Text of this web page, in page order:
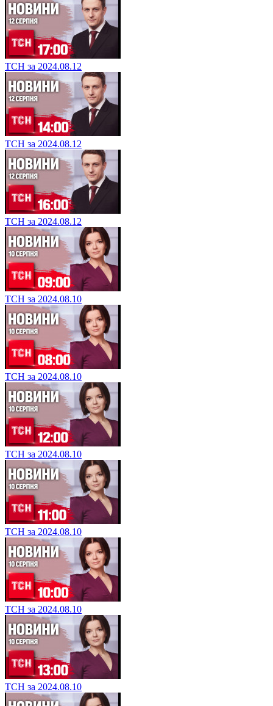
ТСН за 2024.08.12
ТСН за 2024.08.12
ТСН за 2024.08.12
ТСН за 2024.08.10
ТСН за 2024.08.10
ТСН за 2024.08.10
ТСН за 2024.08.10
ТСН за 2024.08.10
ТСН за 2024.08.10